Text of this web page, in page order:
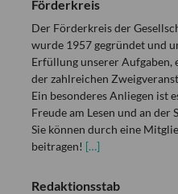
Förderkreis
Der Förderkreis der
wurde 1957 gegründet und
Erfüllung unserer
der zahlreichen
Ein besonderes Anliegen ist
Freude am Lesen und an
Sie können durch eine
beitragen! […]
Redaktionsstab